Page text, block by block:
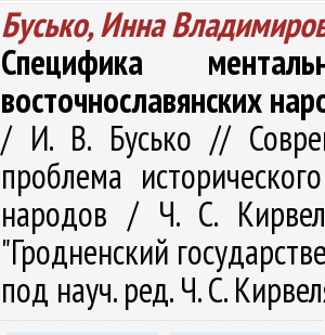
Бусько, Инна
Специфика
восточнославянских
/ И. В. Бусько //
проблема
народов / Ч. С.
"Гродненский
под науч. ред. Ч. С.